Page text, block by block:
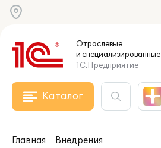
Отраслевые
и специализированные
1С:Предприятие
Каталог
Главная
Внедрения